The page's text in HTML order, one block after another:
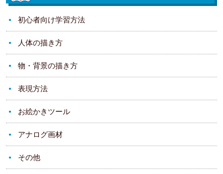
初心者向け学習方法
人体の描き方
物・背景の描き方
表現方法
お絵かきツール
アナログ画材
その他